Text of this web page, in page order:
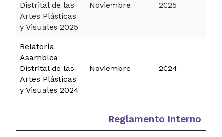
Distrital de las
Artes Plásticas
y Visuales 2025
Noviembre 2025
Relatoría
Asamblea
Distrital de las
Artes Plásticas
y Visuales 2024
Noviembre 2024
Reglamento Interno